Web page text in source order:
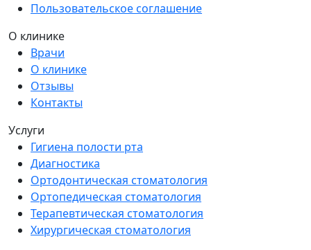
Пользовательское соглашение
О клинике
Врачи
О клинике
Отзывы
Контакты
Услуги
Гигиена полости рта
Диагностика
Ортодонтическая стоматология
Ортопедическая стоматология
Терапевтическая стоматология
Хирургическая стоматология